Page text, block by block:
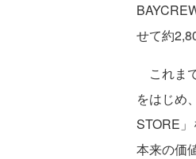
せて約
これま
をはじめ
STORE
本来の価